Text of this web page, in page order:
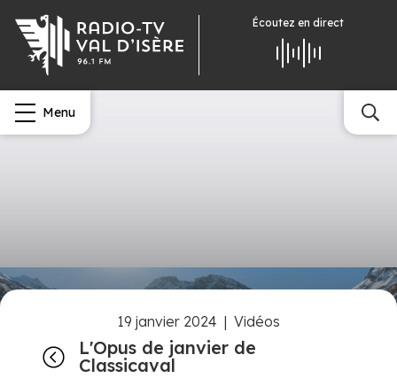
Écoutez en direct
Menu
19 janvier 2024 | Vidéos
L'Opus de janvier de
Classicaval